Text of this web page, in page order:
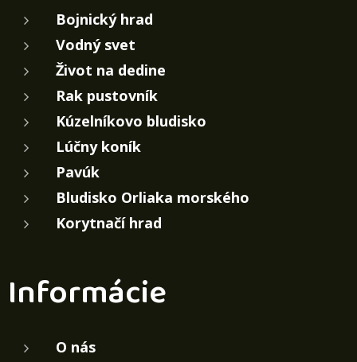
Bojnický hrad
Vodný svet
Život na dedine
Rak pustovník
Kúzelníkovo bludisko
Lúčny koník
Pavúk
Bludisko Orliaka morského
Korytnačí hrad
Informácie
O nás